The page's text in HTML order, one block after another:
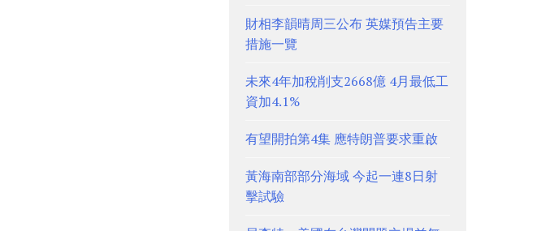
財相李韻晴周三公布 英媒預告主要
措施一覽
未來4年加稅削支2668億 4月最低工
資加4.1%
有望開拍第4集 應特朗普要求重啟
黃海南部部分海域 今起一連8日射
擊試驗